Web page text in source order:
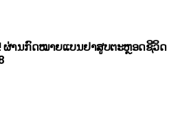
ຜ່ານກົດໝາຍແບນຢາສູບຕະຫຼອດຊີວິດ